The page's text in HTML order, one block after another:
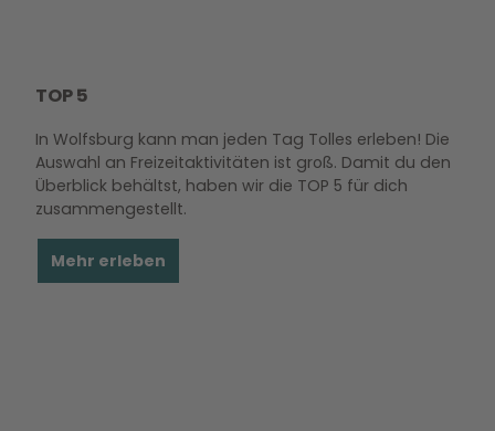
TOP 5
In Wolfsburg kann man jeden Tag Tolles erleben! Die
Auswahl an Freizeitaktivitäten ist groß. Damit du den
Überblick behältst, haben wir die TOP 5 für dich
zusammengestellt.
Mehr erleben